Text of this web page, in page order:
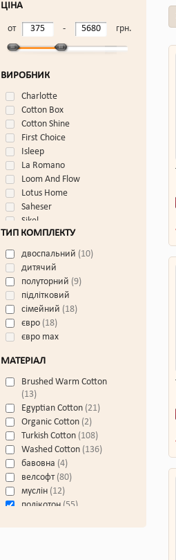
ЦІНА
от - грн.
ВИРОБНИК
Charlotte
Cotton Box
Cotton Shine
First Choice
Isleep
La Romano
Loom And Flow
Lotus Home
Saheser
Sikel
TAC
Venica Mascuse
Вилюта
ТИП КОМПЛЕКТУ
двоспальний 10
дитячий
полуторний 9
підлітковий
сімейний 18
євро 18
євро max
МАТЕРІАЛ
Brushed Warm Cotton
13
Egyptian Cotton 21
Organic Cotton 2
Turkish Cotton 108
Washed Cotton 136
бавовна 4
велсофт 80
муслін 12
полікотон 55